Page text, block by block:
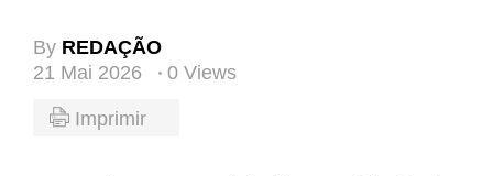
By REDAÇÃO
21 Mai 2026
0 Views
Imprimir